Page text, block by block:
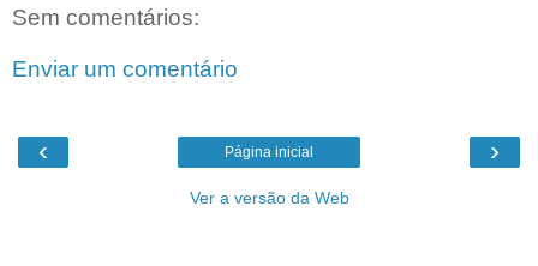
Sem comentários:
Enviar um comentário
‹ ›
Página inicial
Ver a versão da Web